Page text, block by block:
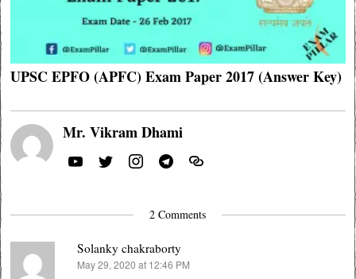
UPSC EPFO (APFC) Exam Paper 2017 (Answer Key)
Mr. Vikram Dhami
2 Comments
Solanky chakraborty
says:
May 29, 2020 at 12:46 PM